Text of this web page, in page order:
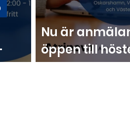
Nu är
öppen till
starta eget-